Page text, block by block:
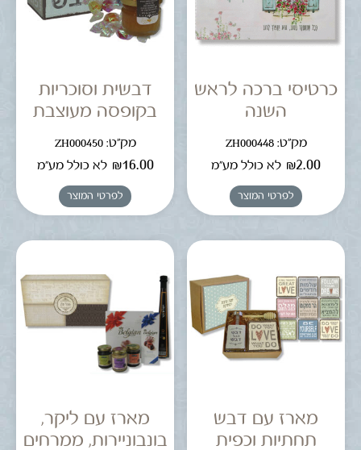
כרטיסי ברכה לראש
השנה
מק"ט: ZH000448
₪2.00 לא כולל מע"מ
לפרטי המוצר
דבשית וסוכריות
בקופסה מעוצבת
מק"ט: ZH000450
₪16.00 לא כולל מע"מ
לפרטי המוצר
מארז עם דבש
תחתיות וכפית
מארז עם ליקר,
בונבוניירות, ממרחים